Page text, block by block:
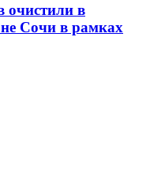
очистили в
Сочи в рамках